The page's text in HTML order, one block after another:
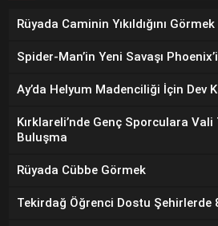
Rüyada Caminin Yıkıldığını Görmek
Spider-Man’in Yeni Savaşı
Ay’da Helyum Madenciliği İçin Dev
Kırklareli’nde Genç Sporculara
Buluşma
Rüyada Cübbe Görmek
Tekirdağ Öğrenci Dostu Şehirlerde